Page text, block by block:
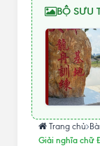
BỘ SƯU
Trang chủ
Giải nghĩa chữ